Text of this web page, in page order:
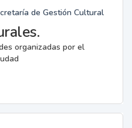
de Gestión Cultural
organizadas por el